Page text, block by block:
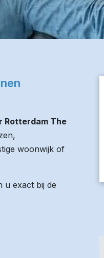
Rotterdam The
woonwijk of
u exact bij de